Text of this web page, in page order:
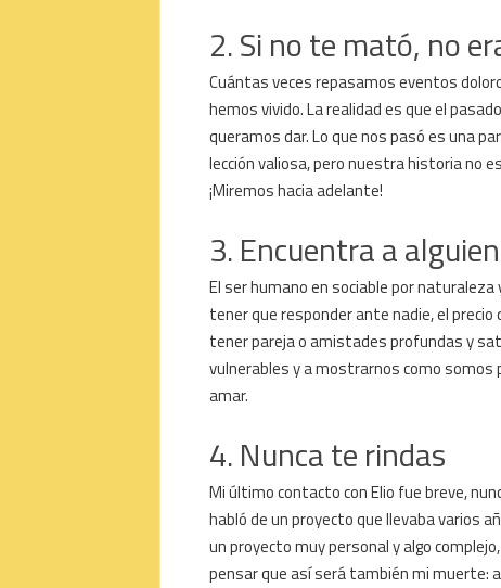
2. Si no te mató, no
Cuántas veces repasamos eventos
hemos vivido. La realidad es que el
queramos dar. Lo que nos pasó es una
lección valiosa, pero nuestra historia no
¡Miremos hacia adelante!
3. Encuentra a
El ser humano en sociable por
tener que responder ante nadie, el
tener pareja o amistades profundas y
vulnerables y a mostrarnos como somos
amar.
4. Nunca te rindas
Mi último contacto con Elio fue breve,
habló de un proyecto que llevaba varios
un proyecto muy personal y algo
pensar que así será también mi muerte: